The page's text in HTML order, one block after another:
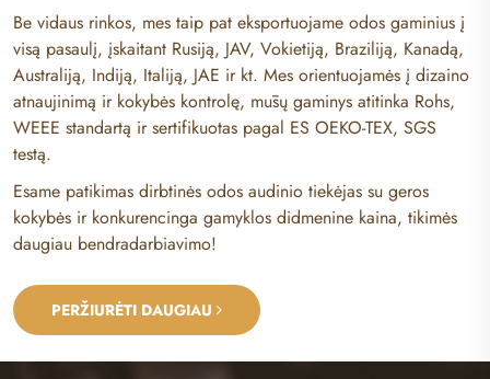
Be vidaus rinkos, mes taip pat eksportuojame odos gaminius į
visą pasaulį, įskaitant Rusiją, JAV, Vokietiją, Braziliją, Kanadą,
Australiją, Indiją, Italiją, JAE ir kt. Mes orientuojamės į dizaino
atnaujinimą ir kokybės kontrolę, mūsų gaminys atitinka Rohs,
WEEE standartą ir sertifikuotas pagal ES OEKO-TEX, SGS
testą.
Esame patikimas dirbtinės odos audinio tiekėjas su geros
kokybės ir konkurencinga gamyklos didmenine kaina, tikimės
daugiau bendradarbiavimo!
PERŽIŪRĖTI DAUGIAU